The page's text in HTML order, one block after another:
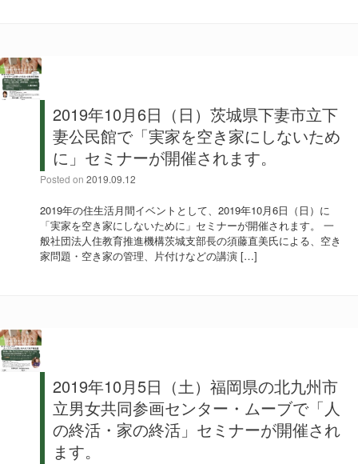
2019年10月6日（日）茨城県下妻市立下
妻公民館で「実家を空き家にしないため
に」セミナーが開催されます。
Posted on 2019.09.12
2019年の住生活月間イベントとして、2019年10月6日（日）に
「実家を空き家にしないために」セミナーが開催されます。 一
般社団法人住教育推進機構茨城支部長の須藤直美氏による、空き
家問題・空き家の管理、片付けなどの講演 […]
2019年10月5日（土）福岡県の北九州市
⽴男⼥共同参画センター・ムーブで「人
の終活・家の終活」セミナーが開催され
ます。